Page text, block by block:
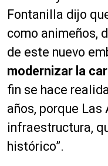
Fontanilla dijo
como animeños,
de este nuevo
modernizar la
fin se hace
años, porque Las
infraestructura,
histórico”.